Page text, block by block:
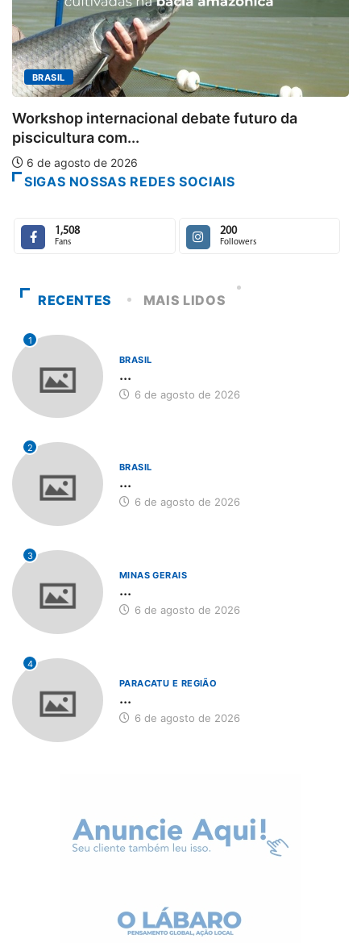
debate futuro da
Aberto o
SIGAS NOSSAS REDES SOCIAIS
1,508
Fans
200
Followers
RECENTES MAIS LIDOS
1
BRASIL
...
6 de agosto de 2026
2
BRASIL
...
6 de agosto de 2026
3
MINAS GERAIS
...
6 de agosto de 2026
4
PARACATU E REGIÃO
...
6 de agosto de 2026